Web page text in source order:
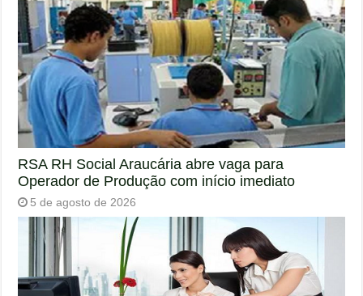
RSA RH Social Araucária abre vaga para
Operador de Produção com início imediato
5 de agosto de 2026